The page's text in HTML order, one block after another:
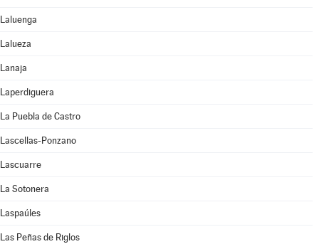
Laluenga
Lalueza
Lanaja
Laperdiguera
La Puebla de Castro
Lascellas-Ponzano
Lascuarre
La Sotonera
Laspaúles
Las Peñas de Riglos